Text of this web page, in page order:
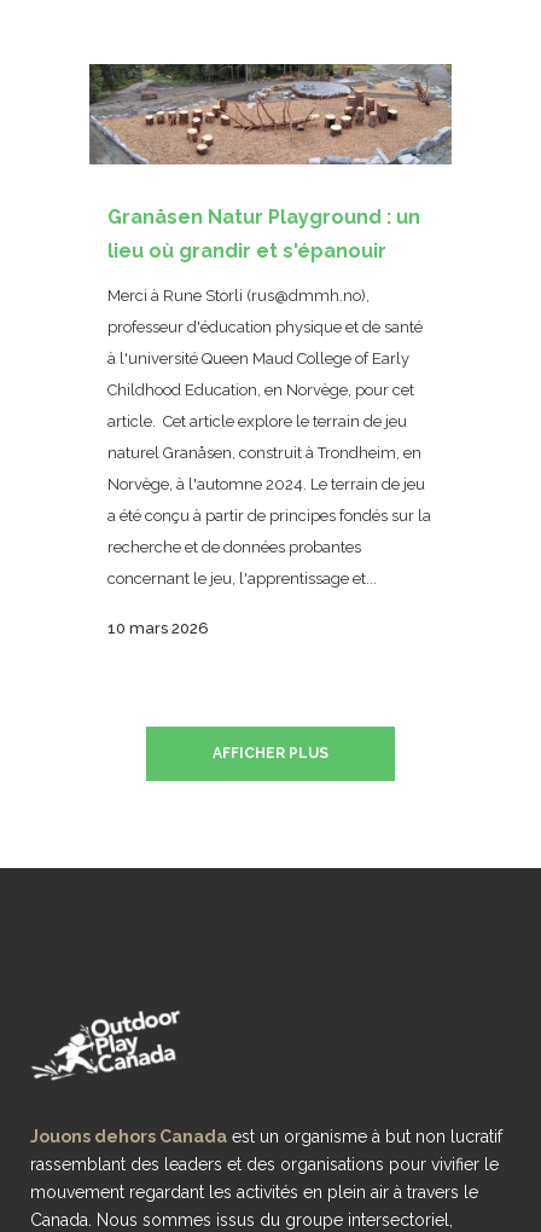
Granåsen Natur Playground : un
lieu où grandir et s'épanouir
Merci à Rune Storli (rus@dmmh.no),
professeur d'éducation physique et de santé
à l'université Queen Maud College of Early
Childhood Education, en Norvège, pour cet
article. Cet article explore le terrain de jeu
naturel Granåsen, construit à Trondheim, en
Norvège, à l'automne 2024. Le terrain de jeu
a été conçu à partir de principes fondés sur la
recherche et de données probantes
concernant le jeu, l'apprentissage et...
10 mars 2026
AFFICHER PLUS
Jouons dehors Canada est un organisme à but non lucratif
rassemblant des leaders et des organisations pour vivifier le
mouvement regardant les activités en plein air à travers le
Canada. Nous sommes issus du groupe intersectoriel,